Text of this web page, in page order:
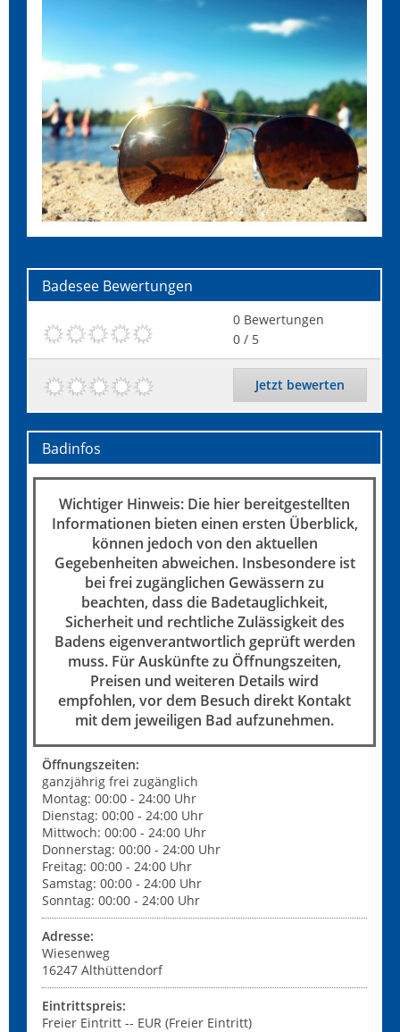
Badesee Bewertungen
0 Bewertungen
0 / 5
Jetzt bewerten
Badinfos
Wichtiger Hinweis: Die hier bereitgestellten
Informationen bieten einen ersten Überblick,
können jedoch von den aktuellen
Gegebenheiten abweichen. Insbesondere ist
bei frei zugänglichen Gewässern zu
beachten, dass die Badetauglichkeit,
Sicherheit und rechtliche Zulässigkeit des
Badens eigenverantwortlich geprüft werden
muss. Für Auskünfte zu Öffnungszeiten,
Preisen und weiteren Details wird
empfohlen, vor dem Besuch direkt Kontakt
mit dem jeweiligen Bad aufzunehmen.
Öffnungszeiten:
ganzjährig frei zugänglich
Montag: 00:00 - 24:00 Uhr
Dienstag: 00:00 - 24:00 Uhr
Mittwoch: 00:00 - 24:00 Uhr
Donnerstag: 00:00 - 24:00 Uhr
Freitag: 00:00 - 24:00 Uhr
Samstag: 00:00 - 24:00 Uhr
Sonntag: 00:00 - 24:00 Uhr
Adresse:
Wiesenweg
16247 Althüttendorf
Eintrittspreis:
Freier Eintritt -- EUR (Freier Eintritt)